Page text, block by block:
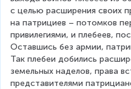
с целью расширения своих
на патрициев – потомков
привилегиями, и плебеев,
Оставшись без армии,
Так плебеи добились
земельных наделов, права
представителями